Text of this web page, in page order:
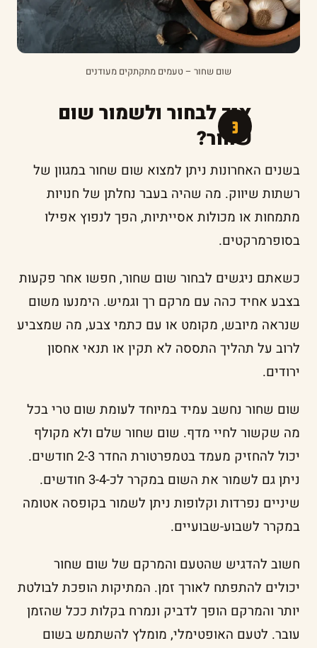
שום שחור – טעמים מתקתקים מעודנים
איך לבחור ולשמור שום
שחור?
בשנים האחרונות ניתן למצוא שום שחור במגוון של
רשתות שיווק. מה שהיה בעבר נחלתן של חנויות
מתמחות או מכולות אסייתיות, הפך לנפוץ אפילו
בסופרמרקטים.
כשאתם ניגשים לבחור שום שחור, חפשו אחר פקעות
בצבע אחיד כהה עם מרקם רך וגמיש. הימנעו משום
שנראה מיובש, מקומט או עם כתמי צבע, מה שמצביע
לרוב על תהליך התססה לא תקין או תנאי אחסון
ירודים.
שום שחור נחשב עמיד במיוחד לעומת שום טרי בכל
מה שקשור לחיי מדף. שום שחור שלם ולא מקולף
יכול להחזיק מעמד בטמפרטורת החדר 2-3 חודשים.
ניתן גם לשמור את השום במקרר לכ-3-4 חודשים.
שיניים נפרדות וקלופות ניתן לשמור בקופסה אטומה
במקרר לשבוע-שבועיים.
חשוב להדגיש שהטעם והמרקם של שום שחור
יכולים להתפתח לאורך זמן. המתיקות הופכת לבולטת
יותר והמרקם הופך לדביק ונמרח בקלות ככל שהזמן
עובר. לטעם האופטימלי, מומלץ להשתמש בשום